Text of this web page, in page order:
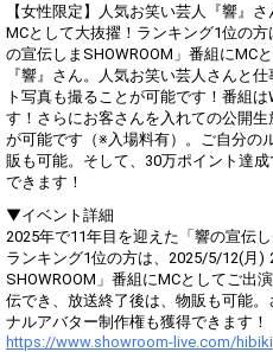
Gifting
Throw gifts to the stage and join
the live performance.
First, try throwing free Stars
(once a day)! You can also charge
Show Gold to purchase gifts
(available from 1 JPY)! When you
continue to send gifts to the
performer(s), the performer's
popularity ranking and your
ranking go up.
To cheer on performers, you can
send them gifts.
To send performers paid items,
you must use Show Gold.
【女性限定】人気お笑い芸人『響』
MCとして大抜擢！ランキング1位の
の宣伝しまSHOWROOM」番組にMC
『響』さん。人気お笑い芸人さんと
ト写真も撮ることが可能です！番組
す！さらにお客さんを入れての公開
が可能です（※入場料有）。ご自分の
販も可能。そして、30万ポイント達
できます！
▼イベント詳細
2025年で11年目を迎えた「響の宣伝し
ランキング1位の方は、2025/5/12(月)
SHOWROOM」番組にMCとしてご出
伝でき、放送終了後は、物販も可能
ナルアバター制作権も獲得できます！
https://www.showroom-live.com/hibiki